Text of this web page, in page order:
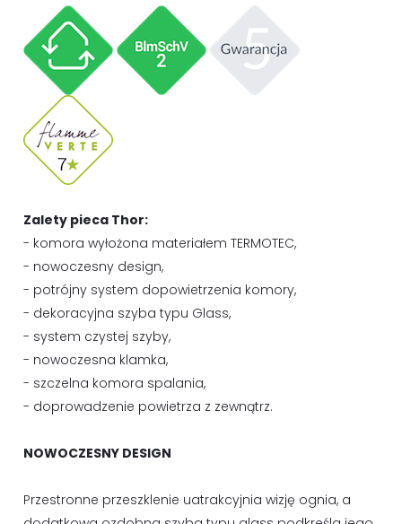
Zalety pieca Thor:
- komora wyłożona materiałem TERMOTEC,
- nowoczesny design,
- potrójny system dopowietrzenia komory,
- dekoracyjna szyba typu Glass,
- system czystej szyby,
- nowoczesna klamka,
- szczelna komora spalania,
- doprowadzenie powietrza z zewnątrz.
NOWOCZESNY DESIGN
Przestronne przeszklenie uatrakcyjnia wizję ognia, a